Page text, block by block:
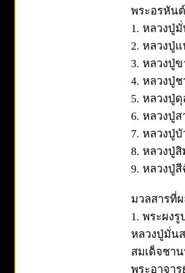
พระอรหัน
1. หลวงปู่
2. หลวงปู่
3. หลวงปู่
4. หลวงปู่
5. หลวงปู่
6. หลวงปู่
7. หลวงปู่
8. หลวงปู่
9. หลวงปู่
มวลสารที่
1. พระผง
หลวงปู่มั่น
สมเด็จชา
พระอาจา